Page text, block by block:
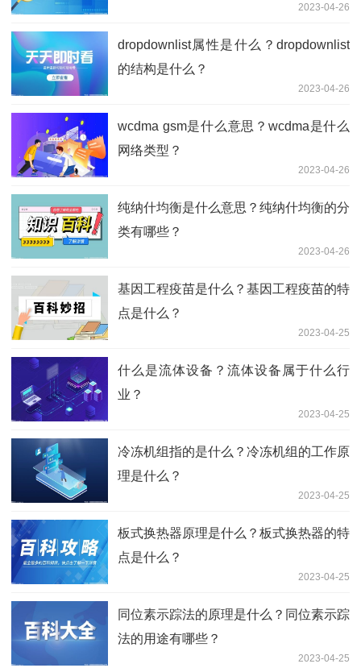
2023-04-26
dropdownlist属性是什么？dropdownlist
的结构是什么？
2023-04-26
wcdma gsm是什么意思？wcdma是什么
网络类型？
2023-04-26
纯纳什均衡是什么意思？纯纳什均衡的分
类有哪些？
2023-04-26
基因工程疫苗是什么？基因工程疫苗的特
点是什么？
2023-04-25
什么是流体设备？流体设备属于什么行
业？
2023-04-25
冷冻机组指的是什么？冷冻机组的工作原
理是什么？
2023-04-25
板式换热器原理是什么？板式换热器的特
点是什么？
2023-04-25
同位素示踪法的原理是什么？同位素示踪
法的用途有哪些？
2023-04-25